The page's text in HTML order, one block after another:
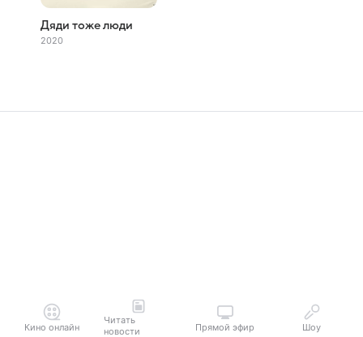
Дяди тоже люди
2020
Кино онлайн
Читать
новости
Прямой эфир Шоу